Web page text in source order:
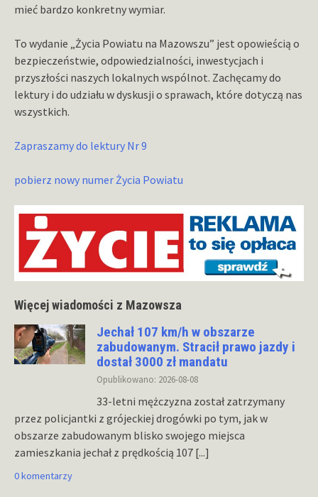
mieć bardzo konkretny wymiar.
To wydanie „Życia Powiatu na Mazowszu” jest opowieścią o
bezpieczeństwie, odpowiedzialności, inwestycjach i
przyszłości naszych lokalnych wspólnot. Zachęcamy do
lektury i do udziału w dyskusji o sprawach, które dotyczą nas
wszystkich.
Zapraszamy do lektury Nr 9
pobierz nowy numer Życia Powiatu
Więcej wiadomości z Mazowsza
Jechał 107 km/h w obszarze
zabudowanym. Stracił prawo jazdy i
dostał 3000 zł mandatu
Opublikowano: 2026-08-08
33-letni mężczyzna został zatrzymany
przez policjantki z grójeckiej drogówki po tym, jak w
obszarze zabudowanym blisko swojego miejsca
zamieszkania jechał z prędkością 107 [...]
0 komentarzy